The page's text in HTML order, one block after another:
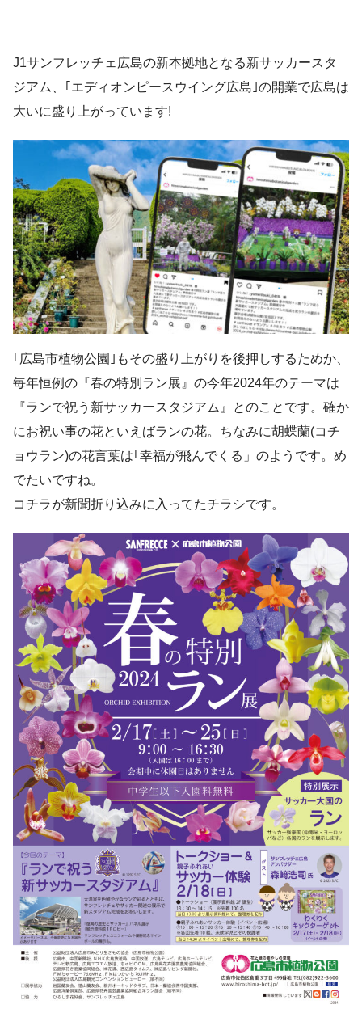
J1サンフレッチェ広島の新本拠地となる新サッカースタ
ジアム、｢エディオンピースウイング広島｣の開業で広島は
大いに盛り上がっています!
｢広島市植物公園｣もその盛り上がりを後押しするためか、
毎年恒例の『春の特別ラン展』の今年2024年のテーマは
『ランで祝う新サッカースタジアム』とのことです。確か
にお祝い事の花といえばランの花。ちなみに胡蝶蘭(コチ
ョウラン)の花言葉は｢幸福が飛んでくる」のようです。め
でたいですね。
コチラが新聞折り込みに入ってたチラシです。